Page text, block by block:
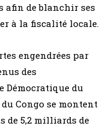
afin de blanchir ses
à la fiscalité locale.
engendrées par
des
Démocratique du
Congo se montent
de 5,2 milliards de